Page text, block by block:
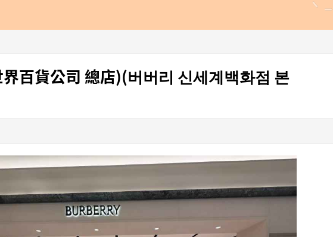
百貨公司 總店)(버버리 신세계백화점 본